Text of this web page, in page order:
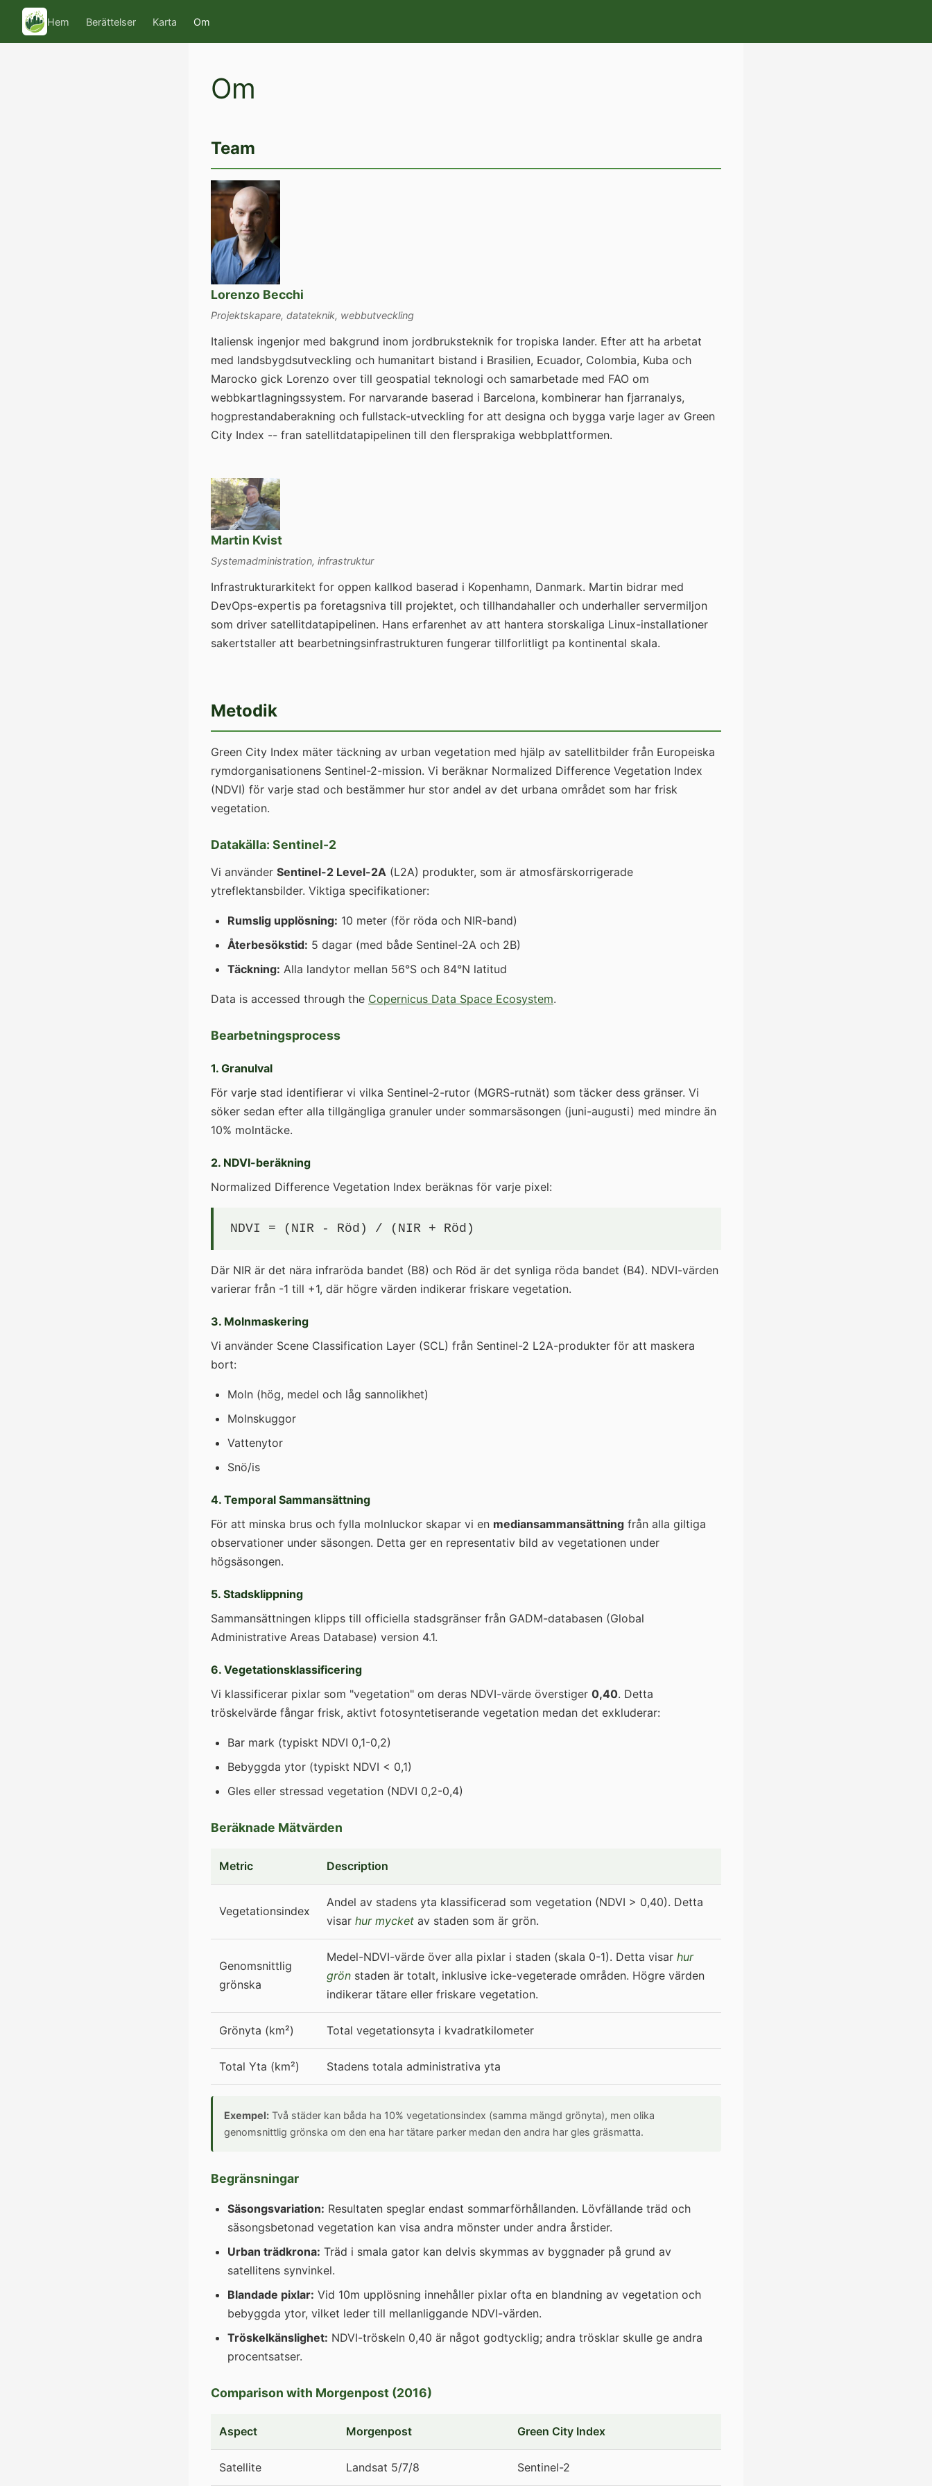
Hem Berättelser Karta Om
Om
Team
Lorenzo Becchi
Projektskapare, datateknik, webbutveckling
Italiensk ingenjor med bakgrund inom jordbruksteknik for tropiska lander. Efter att ha arbetat
med landsbygdsutveckling och humanitart bistand i Brasilien, Ecuador, Colombia, Kuba och
Marocko gick Lorenzo over till geospatial teknologi och samarbetade med FAO om
webbkartlagningssystem. For narvarande baserad i Barcelona, kombinerar han fjarranalys,
hogprestandaberakning och fullstack-utveckling for att designa och bygga varje lager av Green
City Index -- fran satellitdatapipelinen till den flersprakiga webbplattformen.
Martin Kvist
Systemadministration, infrastruktur
Infrastrukturarkitekt for oppen kallkod baserad i Kopenhamn, Danmark. Martin bidrar med
DevOps-expertis pa foretagsniva till projektet, och tillhandahaller och underhaller servermiljon
som driver satellitdatapipelinen. Hans erfarenhet av att hantera storskaliga Linux-installationer
sakertstaller att bearbetningsinfrastrukturen fungerar tillforlitligt pa kontinental skala.
Metodik
Green City Index mäter täckning av urban vegetation med hjälp av satellitbilder från Europeiska
rymdorganisationens Sentinel-2-mission. Vi beräknar Normalized Difference Vegetation Index
(NDVI) för varje stad och bestämmer hur stor andel av det urbana området som har frisk
vegetation.
Datakälla: Sentinel-2
Vi använder Sentinel-2 Level-2A (L2A) produkter, som är atmosfärskorrigerade
ytreflektansbilder. Viktiga specifikationer:
Rumslig upplösning: 10 meter (för röda och NIR-band)
Återbesökstid: 5 dagar (med både Sentinel-2A och 2B)
Täckning: Alla landytor mellan 56°S och 84°N latitud
Data is accessed through the Copernicus Data Space Ecosystem.
Bearbetningsprocess
1. Granulval
För varje stad identifierar vi vilka Sentinel-2-rutor (MGRS-rutnät) som täcker dess gränser. Vi
söker sedan efter alla tillgängliga granuler under sommarsäsongen (juni-augusti) med mindre än
10% molntäcke.
2. NDVI-beräkning
Normalized Difference Vegetation Index beräknas för varje pixel:
NDVI = (NIR - Röd) / (NIR + Röd)
Där NIR är det nära infraröda bandet (B8) och Röd är det synliga röda bandet (B4). NDVI-värden
varierar från -1 till +1, där högre värden indikerar friskare vegetation.
3. Molnmaskering
Vi använder Scene Classification Layer (SCL) från Sentinel-2 L2A-produkter för att maskera
bort:
Moln (hög, medel och låg sannolikhet)
Molnskuggor
Vattenytor
Snö/is
4. Temporal Sammansättning
För att minska brus och fylla molnluckor skapar vi en mediansammansättning från alla giltiga
observationer under säsongen. Detta ger en representativ bild av vegetationen under
högsäsongen.
5. Stadsklippning
Sammansättningen klipps till officiella stadsgränser från GADM-databasen (Global
Administrative Areas Database) version 4.1.
6. Vegetationsklassificering
Vi klassificerar pixlar som "vegetation" om deras NDVI-värde överstiger 0,40. Detta
tröskelvärde fångar frisk, aktivt fotosyntetiserande vegetation medan det exkluderar:
Bar mark (typiskt NDVI 0,1-0,2)
Bebyggda ytor (typiskt NDVI < 0,1)
Gles eller stressad vegetation (NDVI 0,2-0,4)
Beräknade Mätvärden
Metric Description
Vegetationsindex
Andel av stadens yta klassificerad som vegetation (NDVI > 0,40). Detta
visar hur mycket av staden som är grön.
Genomsnittlig
grönska
Medel-NDVI-värde över alla pixlar i staden (skala 0-1). Detta visar hur
grön staden är totalt, inklusive icke-vegeterade områden. Högre värden
indikerar tätare eller friskare vegetation.
Grönyta (km²) Total vegetationsyta i kvadratkilometer
Total Yta (km²) Stadens totala administrativa yta
Exempel: Två städer kan båda ha 10% vegetationsindex (samma mängd grönyta), men olika
genomsnittlig grönska om den ena har tätare parker medan den andra har gles gräsmatta.
Begränsningar
Säsongsvariation: Resultaten speglar endast sommarförhållanden. Lövfällande träd och
säsongsbetonad vegetation kan visa andra mönster under andra årstider.
Urban trädkrona: Träd i smala gator kan delvis skymmas av byggnader på grund av
satellitens synvinkel.
Blandade pixlar: Vid 10m upplösning innehåller pixlar ofta en blandning av vegetation och
bebyggda ytor, vilket leder till mellanliggande NDVI-värden.
Tröskelkänslighet: NDVI-tröskeln 0,40 är något godtycklig; andra trösklar skulle ge andra
procentsatser.
Comparison with Morgenpost (2016)
Aspect Morgenpost Green City Index
Satellite Landsat 5/7/8 Sentinel-2